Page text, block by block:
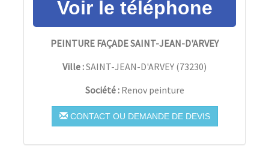
PEINTURE FAÇADE SAINT-JEAN-D'ARVEY
Ville :SAINT-JEAN-D'ARVEY (73230)
Société : Renov peinture
CONTACT OU DEMANDE DE DEVIS